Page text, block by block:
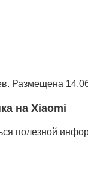
Размещена
на Xiaomi
полезной